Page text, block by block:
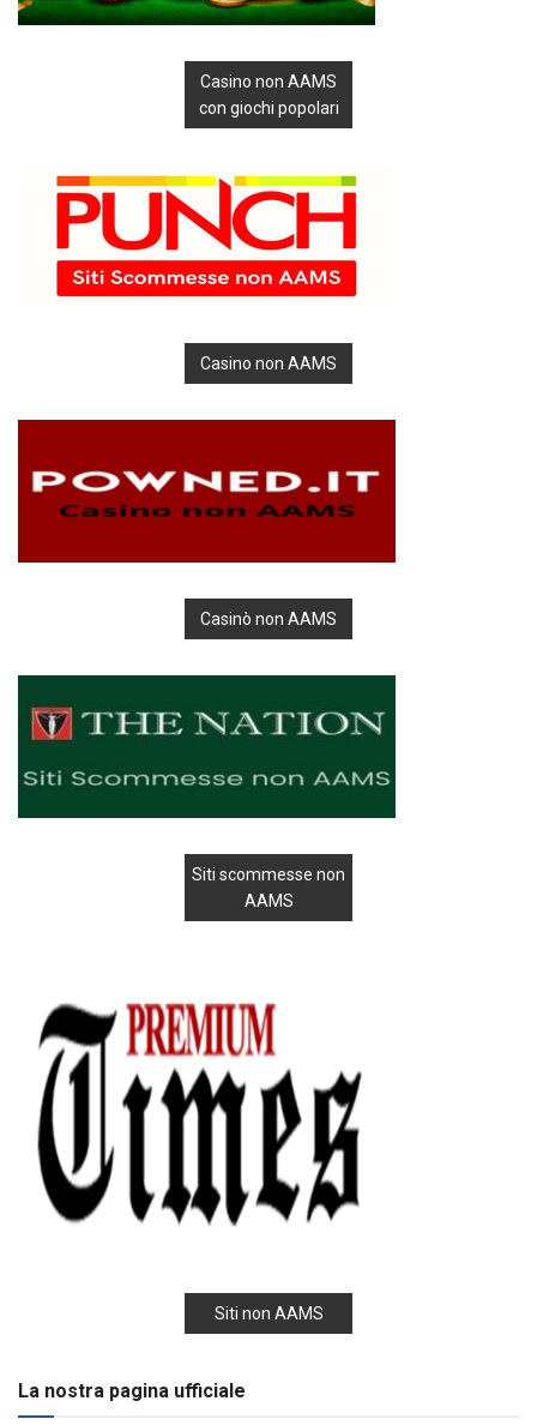
Casino non AAMS
con giochi popolari
Casino non AAMS
Casinò non AAMS
Siti scommesse non
AAMS
Siti non AAMS
La nostra pagina ufficiale